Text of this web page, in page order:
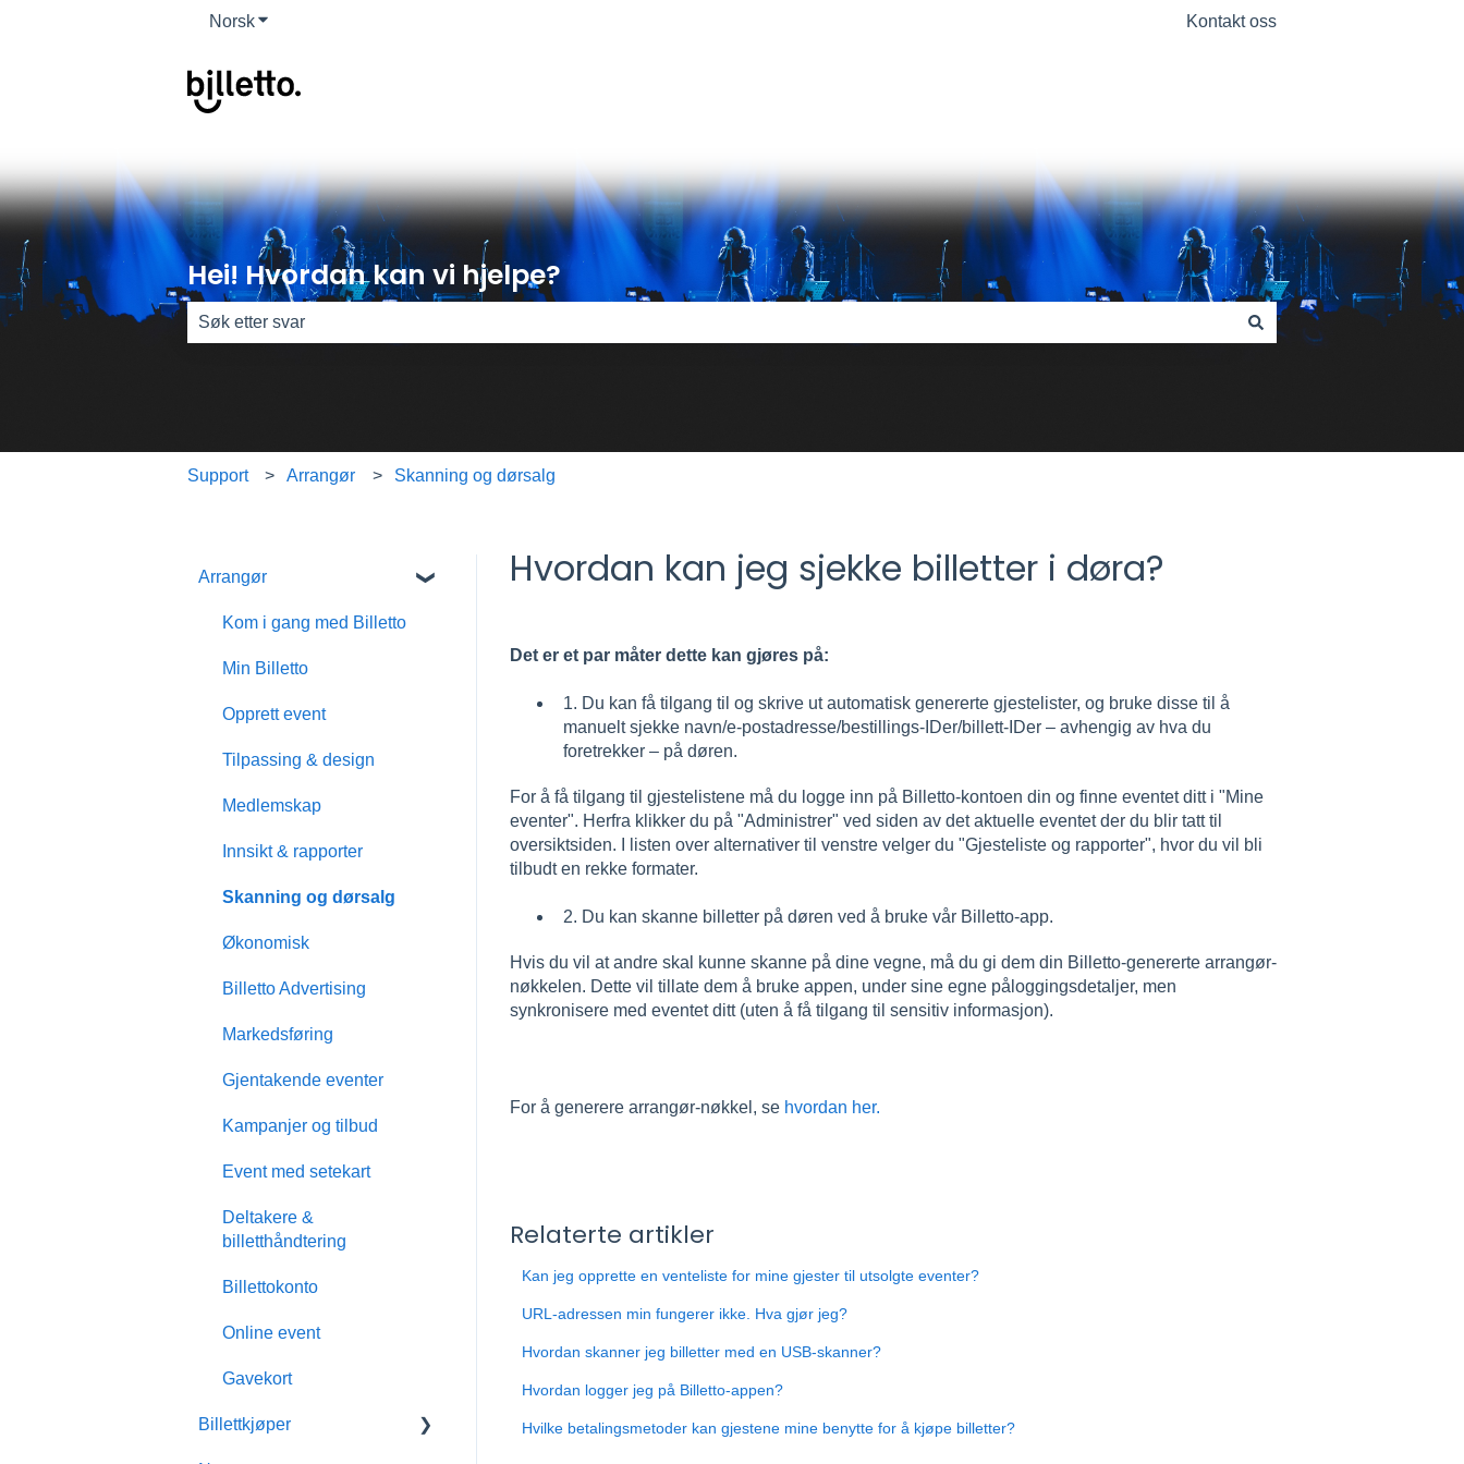
NorskVis undermeny for oversettelser Kontakt oss
Hei! Hvordan kan vi hjelpe?
Support Arrangør Skanning og dørsalg
Hvordan kan jeg sjekke billetter i døra?
Det er et par måter dette kan gjøres på:
1. Du kan få tilgang til og skrive ut automatisk genererte gjestelister, og bruke disse til å
manuelt sjekke navn/e-postadresse/bestillings-IDer/billett-IDer – avhengig av hva du
foretrekker – på døren.
For å få tilgang til gjestelistene må du logge inn på Billetto-kontoen din og finne eventet ditt i "Mine
eventer". Herfra klikker du på "Administrer" ved siden av det aktuelle eventet der du blir tatt til
oversiktsiden. I listen over alternativer til venstre velger du "Gjesteliste og rapporter", hvor du vil bli
tilbudt en rekke formater.
2. Du kan skanne billetter på døren ved å bruke vår Billetto-app.
Hvis du vil at andre skal kunne skanne på dine vegne, må du gi dem din Billetto-genererte arrangør-
nøkkelen. Dette vil tillate dem å bruke appen, under sine egne påloggingsdetaljer, men
synkronisere med eventet ditt (uten å få tilgang til sensitiv informasjon).
For å generere arrangør-nøkkel, sehvordan her.
Relaterte artikler
Kan jeg opprette en venteliste for mine gjester til utsolgte eventer?
URL-adressen min fungerer ikke. Hva gjør jeg?
Hvordan skanner jeg billetter med en USB-skanner?
Hvordan logger jeg på Billetto-appen?
Hvilke betalingsmetoder kan gjestene mine benytte for å kjøpe billetter?
Arrangør
Kom i gang med Billetto
Min Billetto
Opprett event
Tilpassing & design
Medlemskap
Innsikt & rapporter
Skanning og dørsalg
Økonomisk
Billetto Advertising
Markedsføring
Gjentakende eventer
Kampanjer og tilbud
Event med setekart
Deltakere &
billetthåndtering
Billettokonto
Online event
Gavekort
Billettkjøper